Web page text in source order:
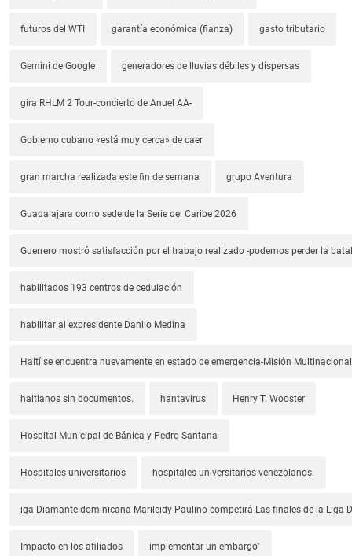
futuros del WTI garantía económica (fianza) gasto tributario
Gemini de Google generadores de lluvias débiles y dispersas
gira RHLM 2 Tour-concierto de Anuel AA-
Gobierno cubano «está muy cerca» de caer
gran marcha realizada este fin de semana grupo Aventura
Guadalajara como sede de la Serie del Caribe 2026
Guerrero mostró satisfacción por el trabajo realizado -podemos perder la
habilitados 193 centros de cedulación
habilitar al expresidente Danilo Medina
Haití se encuentra nuevamente en estado de emergencia-Misión
haitianos sin documentos. hantavirus Henry T. Wooster
Hospital Municipal de Bánica y Pedro Santana
Hospitales universitarios hospitales universitarios venezolanos.
iga Diamante-dominicana Marileidy Paulino competirá-Las finales de la Liga
Impacto en los afiliados implementar un embargo"